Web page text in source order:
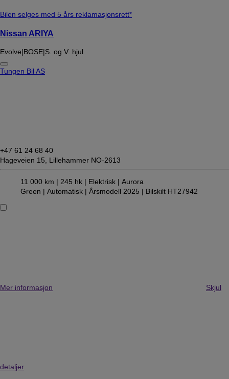
Bilen selges med 5 års reklamasjonsrett*
Nissan ARIYA
Evolve|BOSE|S. og V. hjul
Tungen Bil AS
+47 61 24 68 40
Hageveien 15, Lillehammer NO-2613
11 000 km | 245 hk | Elektrisk | Aurora
Green | Automatisk | Årsmodell 2025 | Bilskilt HT27942
Mer informasjon Skjul
detaljer